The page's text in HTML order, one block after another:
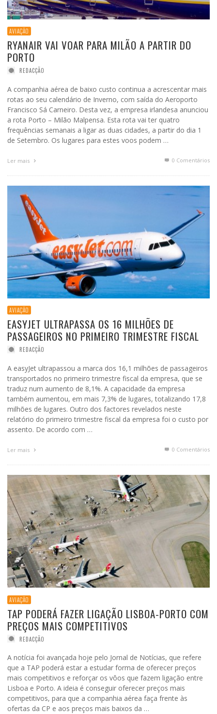
AVIAÇÃO
RYANAIR VAI VOAR PARA MILÃO A PARTIR DO
PORTO
REDACÇÃO
A companhia aérea de baixo custo continua a acrescentar mais
rotas ao seu calendário de Inverno, com saída do Aeroporto
Francisco Sá Carneiro. Desta vez, a empresa irlandesa anunciou
a rota Porto – Milão Malpensa. Esta rota vai ter quatro
frequências semanais a ligar as duas cidades, a partir do dia 1
de Setembro. Os lugares para estes voos podem …
Ler mais 0 Comentários
AVIAÇÃO
EASYJET ULTRAPASSA OS 16 MILHÕES DE
PASSAGEIROS NO PRIMEIRO TRIMESTRE FISCAL
REDACÇÃO
A easyJet ultrapassou a marca dos 16,1 milhões de passageiros
transportados no primeiro trimestre fiscal da empresa, que se
traduz num aumento de 8,1%. A capacidade da empresa
também aumentou, em mais 7,3% de lugares, totalizando 17,8
milhões de lugares. Outro dos factores revelados neste
relatório do primeiro trimestre fiscal da empresa foi o custo por
assento. De acordo com …
Ler mais 0 Comentários
AVIAÇÃO
TAP PODERÁ FAZER LIGAÇÃO LISBOA-PORTO COM
PREÇOS MAIS COMPETITIVOS
REDACÇÃO
A notícia foi avançada hoje pelo Jornal de Notícias, que refere
que a TAP poderá estar a estudar forma de oferecer preços
mais competitivos e reforçar os vôos que fazem ligação entre
Lisboa e Porto. A ideia é conseguir oferecer preços mais
competitivos, para que a companhia aérea faça frente às
ofertas da CP e aos preços mais baixos da …